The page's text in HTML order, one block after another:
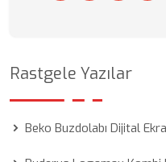
Rastgele Yazılar
Beko Buzdolabı Dijital